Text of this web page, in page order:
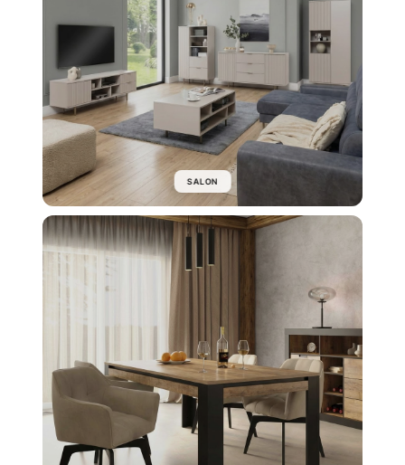
SALON